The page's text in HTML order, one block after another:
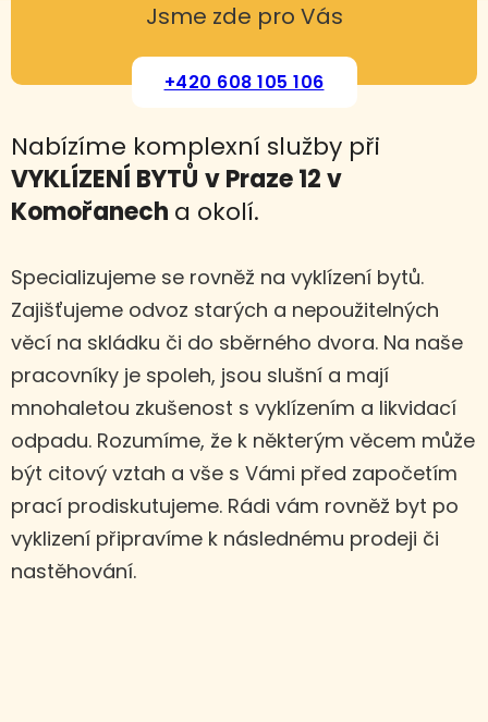
Jsme zde pro Vás
+420 608 105 106
Nabízíme komplexní služby při
VYKLÍZENÍ BYTŮ v Praze 12 v
Komořanech a okolí.
Specializujeme se rovněž na vyklízení bytů.
Zajišťujeme odvoz starých a nepoužitelných
věcí na skládku či do sběrného dvora. Na naše
pracovníky je spoleh, jsou slušní a mají
mnohaletou zkušenost s vyklízením a likvidací
odpadu. Rozumíme, že k některým věcem může
být citový vztah a vše s Vámi před započetím
prací prodiskutujeme. Rádi vám rovněž byt po
vyklizení připravíme k následnému prodeji či
nastěhování.